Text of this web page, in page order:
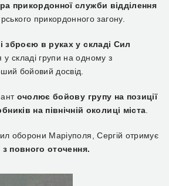
прикордонної служби відділення
прикордонного загону.
зброєю в руках у складі Сил
у складі групи на одному з
бойовий досвід.
очолює бойову групу на позиції
на північній околиці міста
оборони Маріуполя, Сергій отримує
з повного оточення.